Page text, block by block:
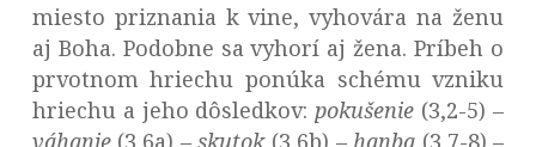
miesto priznania k vine, vyhovára na ženu
aj Boha. Podobne sa vyhorí aj žena. Príbeh o
prvotnom hriechu ponúka schému vzniku
hriechu a jeho dôsledkov:pokušenie (3,2-5) –